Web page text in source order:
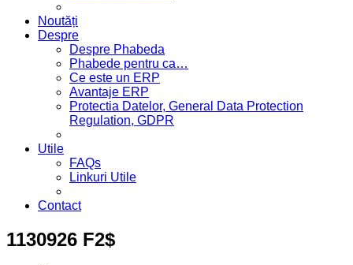
Noutăți
Despre
Despre Phabeda
Phabede pentru ca…
Ce este un ERP
Avantaje ERP
Protectia Datelor, General Data Protection
Regulation, GDPR
Utile
FAQs
Linkuri Utile
Contact
1130926 F2$